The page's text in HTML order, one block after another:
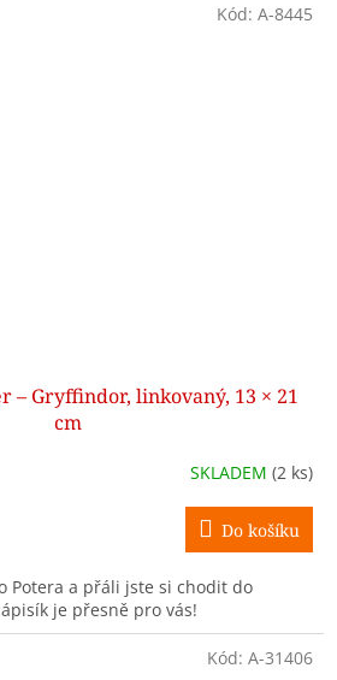
– Gryffindor, linkovaný, 13 × 21
cm
SKLADEM (2 ks)
Do košíku
Potera a přáli jste si chodit do
je přesně pro vás!
Kód: A-8445
Kód: A-31406